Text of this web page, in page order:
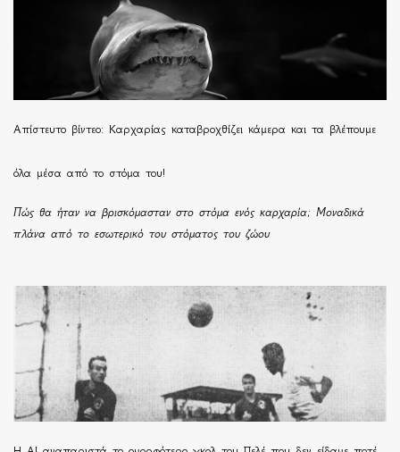
Απίστευτο βίντεο: Καρχαρίας καταβροχθίζει κάμερα και τα βλέπουμε
όλα μέσα από το στόμα του!
Πώς θα ήταν να βρισκόμασταν στο στόμα ενός καρχαρία; Μοναδικά
πλάνα από το εσωτερικό του στόματος του ζώου